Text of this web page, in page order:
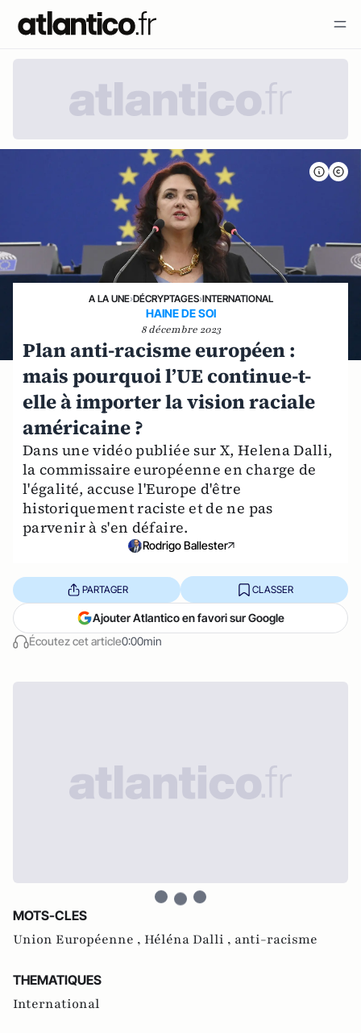
A LA UNE›DÉCRYPTAGES›INTERNATIONAL
HAINE DE SOI
8 décembre 2023
Plan anti-racisme européen :
mais pourquoi l’UE continue-t-
elle à importer la vision raciale
américaine ?
Dans une vidéo publiée sur X, Helena Dalli,
la commissaire européenne en charge de
l'égalité, accuse l'Europe d'être
historiquement raciste et de ne pas
parvenir à s'en défaire.
Rodrigo Ballester
Écoutez cet article0:00min
PARTAGER CLASSER
Ajouter Atlantico en favori sur Google
MOTS-CLES
Union Européenne , Héléna Dalli , anti-racisme
THEMATIQUES
International